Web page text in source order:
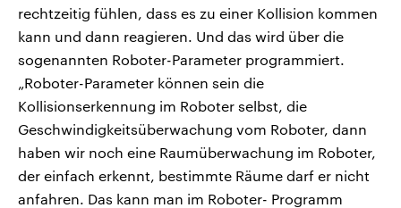
rechtzeitig fühlen, dass es zu einer Kollision kommen
kann und dann reagieren. Und das wird über die
sogenannten Roboter-Parameter programmiert.
„Roboter-Parameter können sein die
Kollisionserkennung im Roboter selbst, die
Geschwindigkeitsüberwachung vom Roboter, dann
haben wir noch eine Raumüberwachung im Roboter,
der einfach erkennt, bestimmte Räume darf er nicht
anfahren. Das kann man im Roboter- Programm